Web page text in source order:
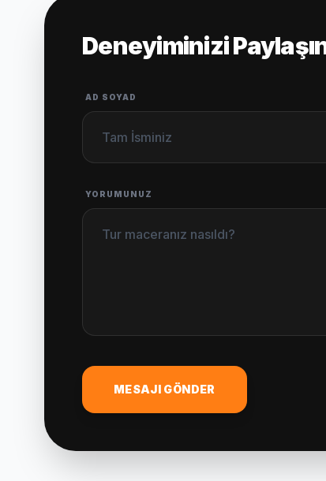
Deneyiminizi
AD SOYAD
YORUMUNUZ
MESAJI GÖNDER